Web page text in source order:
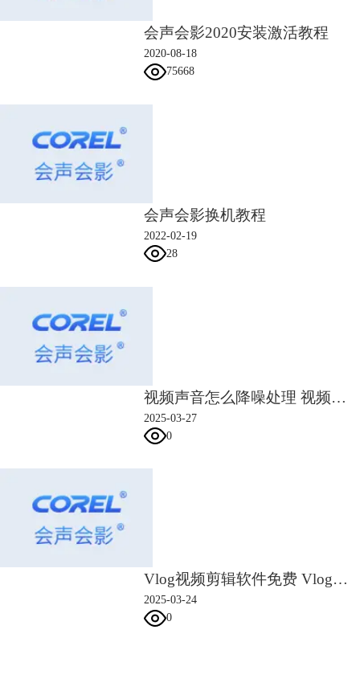
会声会影2020安装激活教程
2020-08-18
75668
会声会影换机教程
2022-02-19
28
视频声音怎么降噪处理 视频声音转换文字怎么弄
2025-03-27
0
Vlog视频剪辑软件免费 Vlog视频剪辑软件下载
2025-03-24
0